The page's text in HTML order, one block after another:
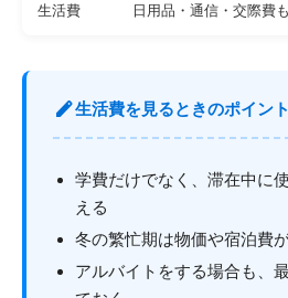
生活費 日用品・通信・交際費
edit生活費を見るときのポイント
学費だけでなく、滞在中に
える
冬の繁忙期は物価や宿泊費
アルバイトをする場合も、